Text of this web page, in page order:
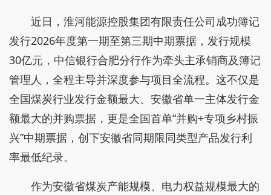
近日，淮河能源控股集团有限责任公司成功簿记
发行2026年度第一期至第三期中期票据，发行规模
30亿元，中信银行合肥分行作为牵头主承销商及簿记
管理人，全程主导并深度参与项目全流程。这不仅是
全国煤炭行业发行金额最大、安徽省单一主体发行金
额最大的并购票据，更是全国首单“并购+专项乡村振
兴”中期票据，创下安徽省同期限同类型产品发行利
率最低纪录。
作为安徽省煤炭产能规模、电力权益规模最大的